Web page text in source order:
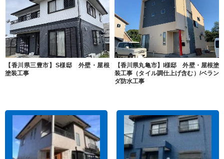
【香川県三豊市】S様邸 外壁・屋根
塗装工事
【香川県丸亀市】I様邸 外壁・屋根塗
装工事（タイル調仕上げ含む）/ベラン
ダ防水工事